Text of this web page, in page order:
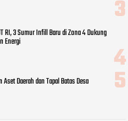
RI, 3 Sumur Infill Baru di Zona 4 Dukung
Energi
Daerah dan Tapal Batas Desa